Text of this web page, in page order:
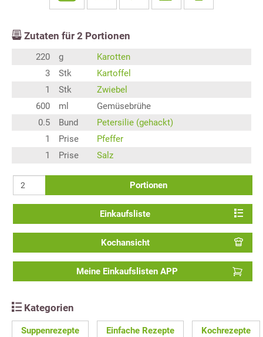
Zutaten für 2 Portionen
220 g
Karotten
3
Stk
Kartoffel
1
Stk
Zwiebel
600
ml
Gemüsebrühe
0.5
Bund
Petersilie (gehackt)
1
Prise
Pfeffer
1
Prise Salz
Portionen
Einkaufsliste
Kochansicht
Meine Einkaufslisten APP
Kategorien
Suppenrezepte Einfache Rezepte Kochrezepte